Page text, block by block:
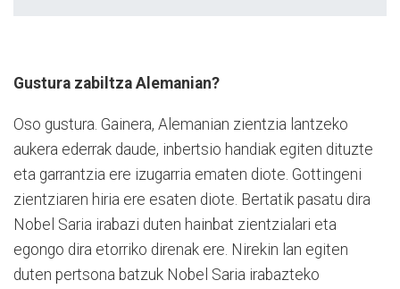
Gustura zabiltza Alemanian?
Oso gustura. Gainera, Alemanian zientzia lantzeko
aukera ederrak daude, inbertsio handiak egiten dituzte
eta garrantzia ere izugarria ematen diote. Gottingeni
zientziaren hiria ere esaten diote. Bertatik pasatu dira
Nobel Saria irabazi duten hainbat zientzialari eta
egongo dira etorriko direnak ere. Nirekin lan egiten
duten pertsona batzuk Nobel Saria irabazteko